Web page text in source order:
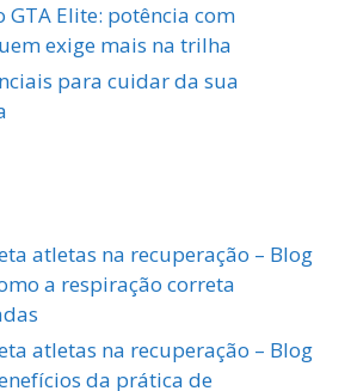
Elite: potência com
exige mais na trilha
para cuidar da sua
atletas na recuperação – Blog
a respiração correta
atletas na recuperação – Blog
da prática de